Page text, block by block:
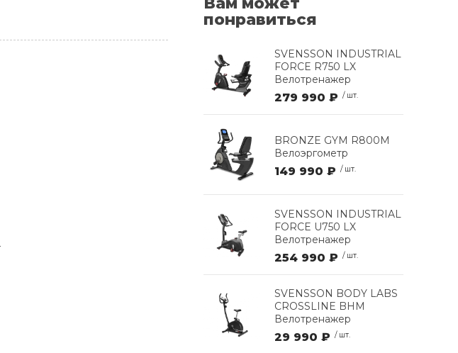
понравиться
SVENSSON INDUSTRIAL
FORCE R750 LX
Велотренажер
279 990 ₽ / шт.
BRONZE GYM R800M
Велоэргометр
149 990 ₽ / шт.
SVENSSON INDUSTRIAL
FORCE U750 LX
Велотренажер
254 990 ₽ / шт.
SVENSSON BODY LABS
CROSSLINE BHM
Велотренажер
29 990 ₽ / шт.